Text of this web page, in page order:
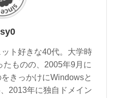
ト好きな40代。大学時
ものの、2005年9月に
きっかけにWindowsと
2013年に独自ドメイン